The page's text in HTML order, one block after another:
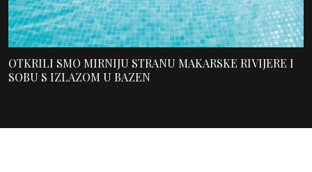
OTKRILI SMO MIRNIJU STRANU MAKARSKE RIVIJERE I
SOBU S IZLAZOM U BAZEN